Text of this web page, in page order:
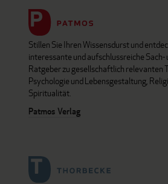
Stillen Sie Ihren Wissensdurst und
interessante und aufschlussreiche Sach-
Ratgeber zu gesellschaftlich relevanten
Psychologie und Lebensgestaltung,
Spiritualität.
Patmos Verlag